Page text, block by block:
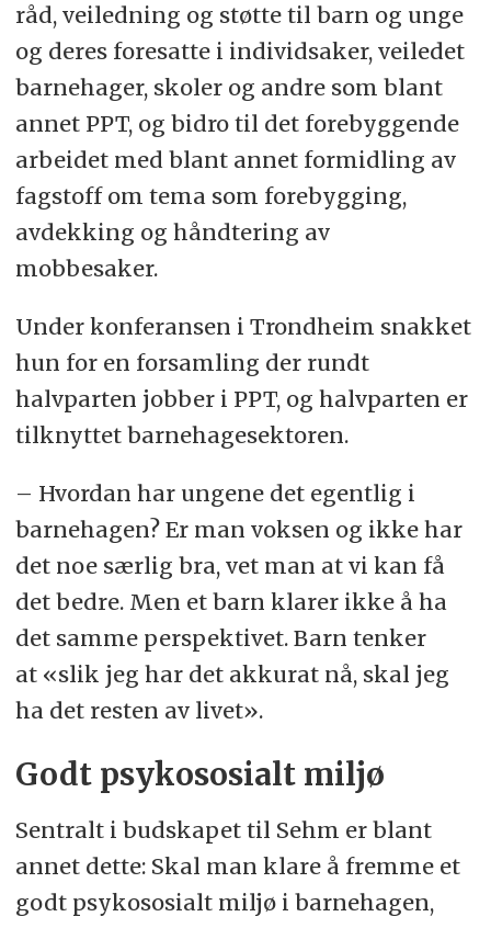
råd, veiledning og støtte til barn og unge
og deres foresatte i individsaker, veiledet
barnehager, skoler og andre som blant
annet PPT, og bidro til det forebyggende
arbeidet med blant annet formidling av
fagstoff om tema som forebygging,
avdekking og håndtering av
mobbesaker.
Under konferansen i Trondheim snakket
hun for en forsamling der rundt
halvparten jobber i PPT, og halvparten er
tilknyttet barnehagesektoren.
– Hvordan har ungene det egentlig i
barnehagen? Er man voksen og ikke har
det noe særlig bra, vet man at vi kan få
det bedre. Men et barn klarer ikke å ha
det samme perspektivet. Barn tenker
at «slik jeg har det akkurat nå, skal jeg
ha det resten av livet».
Godt psykososialt miljø
Sentralt i budskapet til Sehm er blant
annet dette: Skal man klare å fremme et
godt psykososialt miljø i barnehagen,